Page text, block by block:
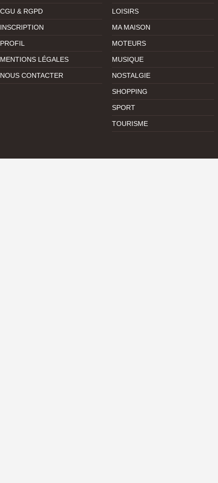
CGU & RGPD
INSCRIPTION
PROFIL
MENTIONS LÉGALES
NOUS CONTACTER
LOISIRS
MA MAISON
MOTEURS
MUSIQUE
NOSTALGIE
SHOPPING
SPORT
TOURISME